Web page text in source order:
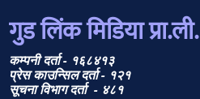
गुड लिंक मिडिया प्रा.ली.
कम्पनी दर्ता - १६८४१३
प्रेस काउन्सिल दर्ता - १२१
सूचना विभाग दर्ता - ४८१